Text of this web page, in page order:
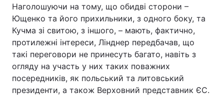
Наголошуючи на тому, що обидві сторони –
Ющенко та його прихильники, з одного боку, та
Кучма зі свитою, з іншого, – мають, фактично,
протилежні інтереси, Лінднер передбачав, що
такі переговори не принесуть багато, навіть з
огляду на участь у них таких поважних
посередників, як польський та литовський
президенти, а також Верховний представник ЄС.